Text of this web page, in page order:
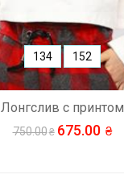
Лонгслив с принтом
750.00 675.00
134 152